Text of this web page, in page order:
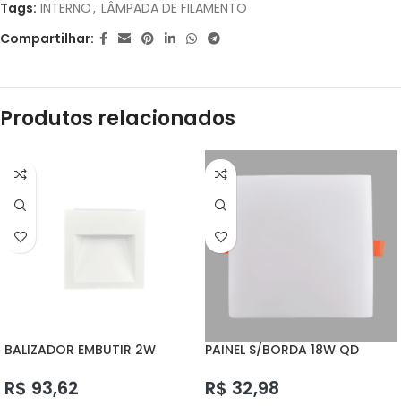
JUROS
4X DER$20,98COM
R$83,92
Tags: INTERNO, LÂMPADA DE FILAMENTO
Compartilhar:
Produtos relacionados
BALIZADOR EMBUTIR 2W
R$ 93,62
PAINEL S/BORDA 18W QD
R$ 32,98